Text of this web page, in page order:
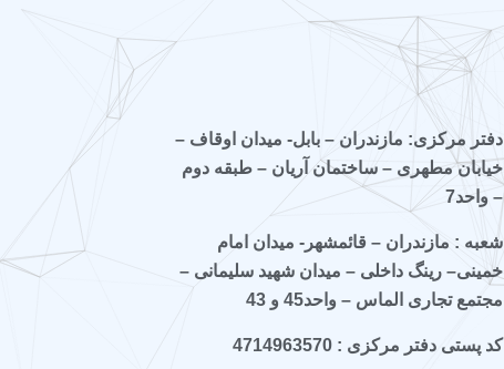
دفتر مرکزی: مازندران – بابل- میدان اوقاف –
خیابان مطهری – ساختمان آریان – طبقه دوم
– واحد7
شعبه : مازندران – قائمشهر- میدان امام
خمینی– رینگ داخلی – میدان شهید سلیمانی –
مجتمع تجاری الماس – واحد45 و 43
کد پستی دفتر مرکزی : 4714963570